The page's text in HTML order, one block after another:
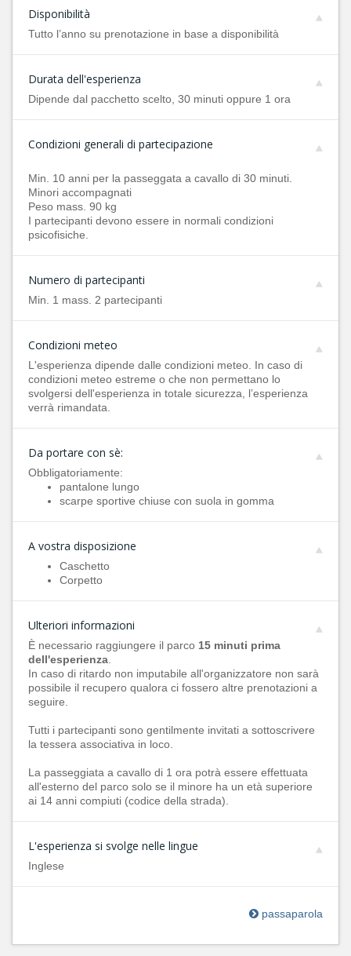
Disponibilità
Tutto l’anno su prenotazione in base a disponibilità
Durata dell'esperienza
Dipende dal pacchetto scelto, 30 minuti oppure 1 ora
Condizioni generali di partecipazione
Min. 10 anni per la passeggata a cavallo di 30 minuti.
Minori accompagnati
Peso mass. 90 kg
I partecipanti devono essere in normali condizioni
psicofisiche.
Numero di partecipanti
Min. 1 mass. 2 partecipanti
Condizioni meteo
L'esperienza dipende dalle condizioni meteo. In caso di
condizioni meteo estreme o che non permettano lo
svolgersi dell'esperienza in totale sicurezza, l’esperienza
verrà rimandata.
Da portare con sè:
Obbligatoriamente:
pantalone lungo
scarpe sportive chiuse con suola in gomma
A vostra disposizione
Caschetto
Corpetto
Ulteriori informazioni
È necessario raggiungere il parco 15 minuti prima
dell'esperienza
In caso di ritardo non imputabile all'organizzatore non sarà
possibile il recupero qualora ci fossero altre prenotazioni a
seguire.
Tutti i partecipanti sono gentilmente invitati a sottoscrivere
la tessera associativa in loco.
La passeggiata a cavallo di 1 ora potrà essere effettuata
all'esterno del parco solo se il minore ha un età superiore
ai 14 anni compiuti (codice della strada).
L'esperienza si svolge nelle lingue
Inglese
passaparola